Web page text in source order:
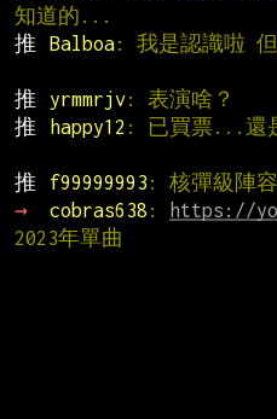
知道的...
推
Balboa: 我是認識啦 但
推
yrmmrjv : 表演啥？
推
happy12 : 已買票...還
推
f99999993 : 核彈級陣容
→
cobras638 :
https://
2023年單曲